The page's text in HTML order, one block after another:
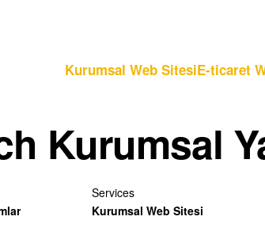
Kurumsal Web SitesiE-ticaret
Kurumsal
Services
Kurumsal Web Sitesi